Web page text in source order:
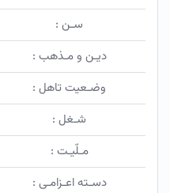
سـن :
دیـن و مـذهب :
وضـعیت تاهل :
شـغل :
مـلّیـت :
دسـته اعـزامـی :